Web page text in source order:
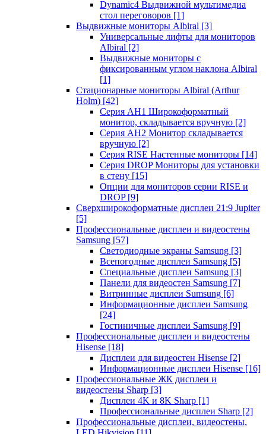
Dynamic4 Выдвижной мультимедиа
стол переговоров [1]
Выдвижные мониторы Albiral [3]
Универсальные лифты для мониторов
Albiral [2]
Выдвижные мониторы с
фиксированным углом наклона Albiral
[1]
Стационарные мониторы Albiral (Arthur
Holm) [42]
Серия AH1 Широкоформатный
монитор, складывается вручную [2]
Серия AH2 Монитор складывается
вручную [2]
Серия RISE Настенные мониторы [14]
Серия DROP Мониторы для установки
в стену [15]
Опции для мониторов серии RISE и
DROP [9]
Сверхширокоформатные дисплеи 21:9 Jupiter
[5]
Профессиональные дисплеи и видеостены
Samsung [57]
Светодиодные экраны Samsung [3]
Всепогодные дисплеи Samsung [5]
Специальные дисплеи Samsung [3]
Панели для видеостен Samsung [7]
Витринные дисплеи Sumsung [6]
Информационные дисплеи Samsung
[24]
Гостиничные дисплеи Samsung [9]
Профессиональные дисплеи и видеостены
Hisense [18]
Дисплеи для видеостен Hisense [2]
Информационные дисплеи Hisense [16]
Профессиональные ЖК дисплеи и
видеостены Sharp [3]
Дисплеи 4K и 8K Sharp [1]
Профессиональные дисплеи Sharp [2]
Профессиональные дисплеи, видеостены,